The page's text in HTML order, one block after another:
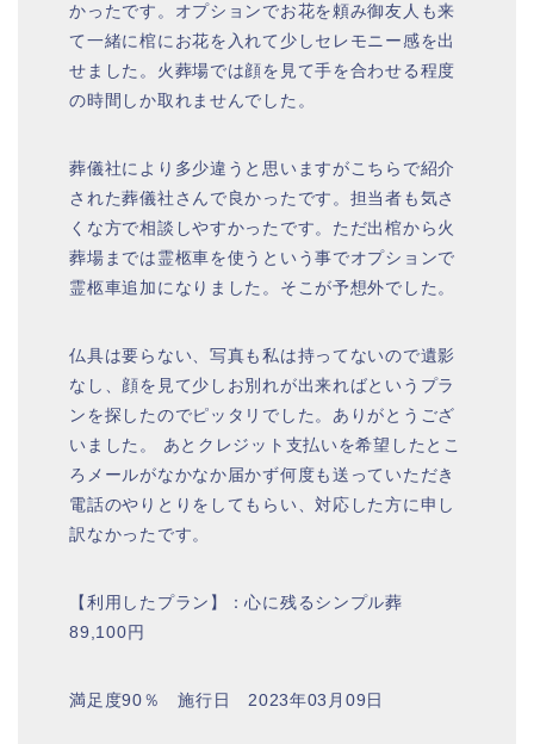
かったです。オプションでお花を頼み御友人も来
て一緒に棺にお花を入れて少しセレモニー感を出
せました。火葬場では顔を見て手を合わせる程度
の時間しか取れませんでした。
葬儀社により多少違うと思いますがこちらで紹介
された葬儀社さんで良かったです。担当者も気さ
くな方で相談しやすかったです。ただ出棺から火
葬場までは霊柩車を使うという事でオプションで
霊柩車追加になりました。そこが予想外でした。
仏具は要らない、写真も私は持ってないので遺影
なし、顔を見て少しお別れが出来ればというプラ
ンを探したのでピッタリでした。ありがとうござ
いました。 あとクレジット支払いを希望したとこ
ろメールがなかなか届かず何度も送っていただき
電話のやりとりをしてもらい、対応した方に申し
訳なかったです。
【利用したプラン】：心に残るシンプル葬
89,100円
満足度90％ 施行日 2023年03月09日